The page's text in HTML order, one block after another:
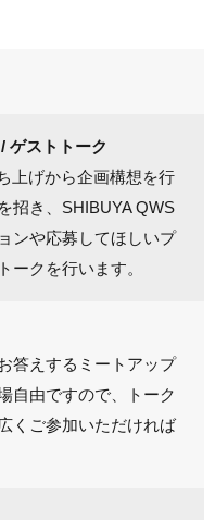
ゲストトーク
上げから企画構想を行
招き、SHIBUYA QWS
ンや応募してほしいプ
ークを行います。
答えするミートアップ
自由ですので、トーク
くご参加いただければ